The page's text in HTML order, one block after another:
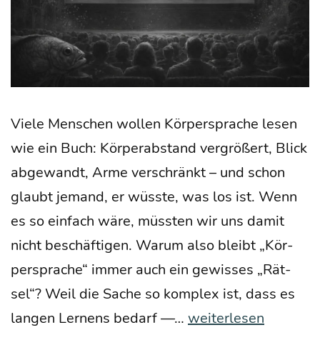
Vie­le Men­schen wol­len Kör­per­spra­che lesen
wie ein Buch: Kör­per­ab­stand ver­grö­ßert, Blick
abge­wandt, Arme ver­schränkt – und schon
glaubt jemand, er wüss­te, was los ist. Wenn
es so ein­fach wäre, müss­ten wir uns damit
nicht beschäf­ti­gen. War­um also bleibt „Kör­
per­spra­che“ immer auch ein gewis­ses „Rät­
sel“? Weil die Sache so kom­plex ist, dass es
lan­gen Ler­nens bedarf —… Mikro­
weiterlesen